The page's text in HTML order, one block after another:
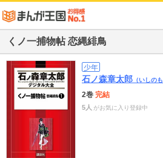
くノ一捕物帖 恋縄緋鳥
少年
石ノ森章太郎 （いしの
2巻 完結
5人 がお気に入り登録中